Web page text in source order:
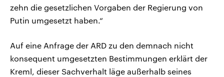
zehn die gesetzlichen Vorgaben der Regierung von
Putin umgesetzt haben.“
Auf eine Anfrage der ARD zu den demnach nicht
konsequent umgesetzten Bestimmungen erklärt der
Kreml, dieser Sachverhalt läge außerhalb seines